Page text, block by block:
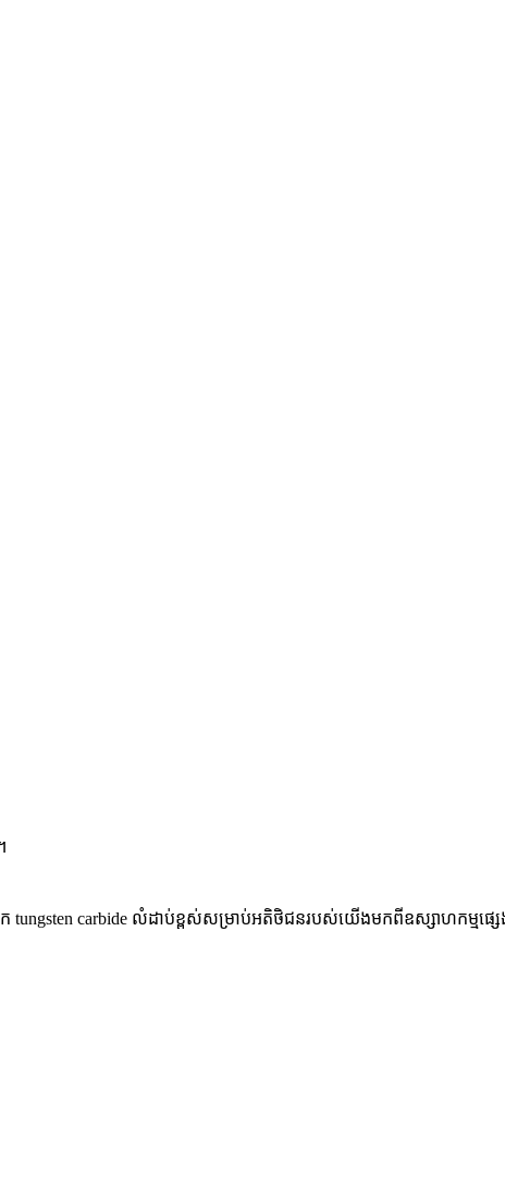
ក tungsten carbide លំដាប់ខ្ពស់សម្រាប់អតិថិជនរបស់យើងមកពីឧស្សាហកម្មផ្